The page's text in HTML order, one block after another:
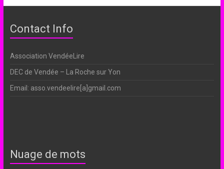
Contact Info
Association VendéeLire
DEC de Vendée – La Roche sur Yon
Email: asso.vendeelire[a]gmail.com
Nuage de mots